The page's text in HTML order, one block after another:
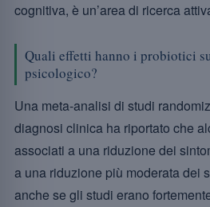
cognitiva, è un’area di ricerca
Quali effetti hanno i probiotici
psicologico?
Una meta-analisi di studi
diagnosi clinica ha riportato che
associati a una riduzione dei
a una riduzione più moderata dei
anche se gli studi erano